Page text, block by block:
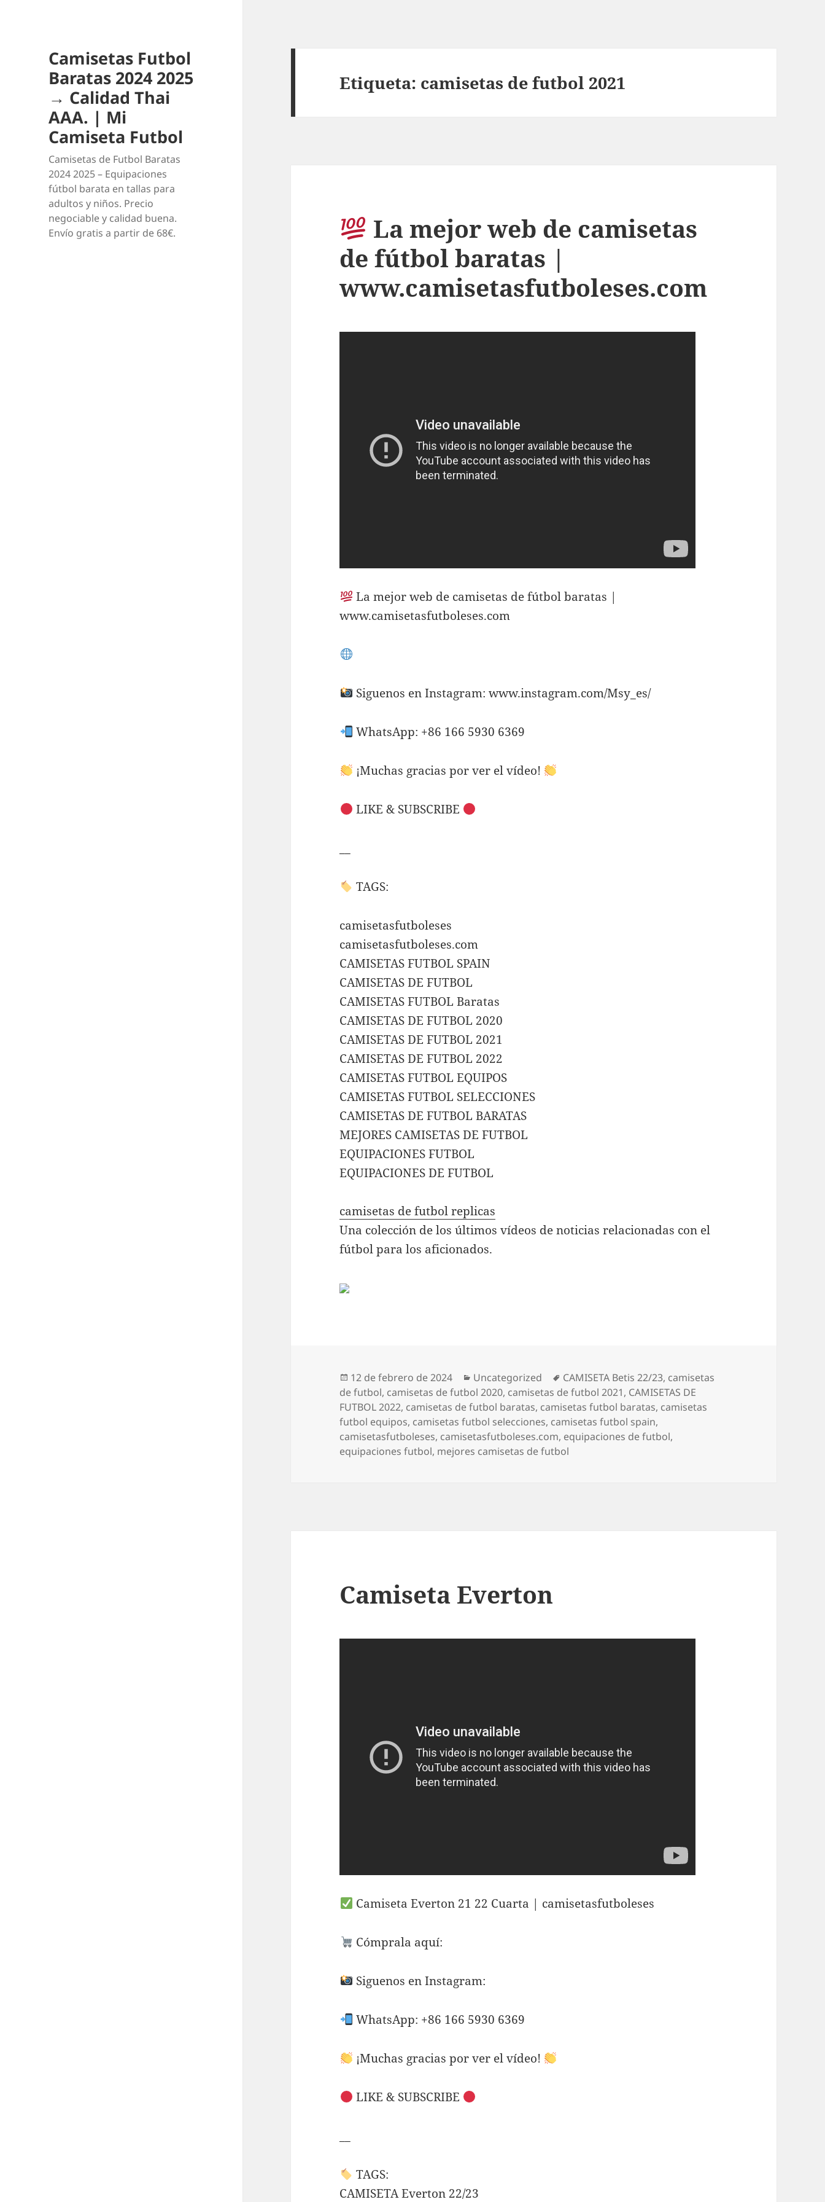
Camisetas Futbol
Baratas 2024 2025
→ Calidad Thai
AAA. | Mi
Camiseta Futbol
Camisetas de Futbol Baratas
2024 2025 – Equipaciones
fútbol barata en tallas para
adultos y niños. Precio
negociable y calidad buena.
Envío gratis a partir de 68€.
Etiqueta: camisetas de futbol 2021
La mejor web de camisetas
de fútbol baratas |
www.camisetasfutboleses.com
La mejor web de camisetas de fútbol baratas |
www.camisetasfutboleses.com
Siguenos en Instagram: www.instagram.com/Msy_es/
WhatsApp: +86 166 5930 6369
¡Muchas gracias por ver el vídeo!
LIKE & SUBSCRIBE
TAGS:
camisetasfutboleses
camisetasfutboleses.com
CAMISETAS FUTBOL SPAIN
CAMISETAS DE FUTBOL
CAMISETAS FUTBOL Baratas
CAMISETAS DE FUTBOL 2020
CAMISETAS DE FUTBOL 2021
CAMISETAS DE FUTBOL 2022
CAMISETAS FUTBOL EQUIPOS
CAMISETAS FUTBOL SELECCIONES
CAMISETAS DE FUTBOL BARATAS
MEJORES CAMISETAS DE FUTBOL
EQUIPACIONES FUTBOL
EQUIPACIONES DE FUTBOL
camisetas de futbol replicas
Una colección de los últimos vídeos de noticias relacionadas con el
fútbol para los aficionados.
Publicado
el
12 de febrero de 2024 Categorías
Uncategorized Etiquetas
CAMISETA Betis 22/23, camisetas
de futbol, camisetas de futbol 2020, camisetas de futbol 2021, CAMISETAS DE
FUTBOL 2022, camisetas de futbol baratas, camisetas futbol baratas, camisetas
futbol equipos, camisetas futbol selecciones, camisetas futbol spain,
camisetasfutboleses, camisetasfutboleses.com, equipaciones de futbol,
equipaciones futbol, mejores camisetas de futbol
Camiseta Everton
Camiseta Everton 21 22 Cuarta | camisetasfutboleses
Cómprala aquí:
Siguenos en Instagram:
WhatsApp: +86 166 5930 6369
¡Muchas gracias por ver el vídeo!
LIKE & SUBSCRIBE
TAGS:
CAMISETA Everton 22/23